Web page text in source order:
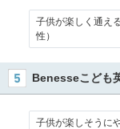
子供が楽しく通え
性）
Benesseこども
子供が楽しそうに